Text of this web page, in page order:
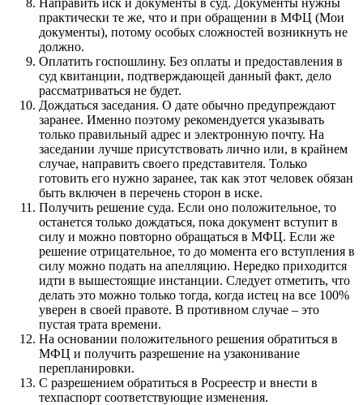
практически те же, что и при обращении в МФЦ (Мои
документы), потому особых сложностей возникнуть не
должно.
Оплатить госпошлину. Без оплаты и предоставления в
суд квитанции, подтверждающей данный факт, дело
рассматриваться не будет.
Дождаться заседания. О дате обычно предупреждают
заранее. Именно поэтому рекомендуется указывать
только правильный адрес и электронную почту. На
заседании лучше присутствовать лично или, в крайнем
случае, направить своего представителя. Только
готовить его нужно заранее, так как этот человек обязан
быть включен в перечень сторон в иске.
Получить решение суда. Если оно положительное, то
останется только дождаться, пока документ вступит в
силу и можно повторно обращаться в МФЦ. Если же
решение отрицательное, то до момента его вступления в
силу можно подать на апелляцию. Нередко приходится
идти в вышестоящие инстанции. Следует отметить, что
делать это можно только тогда, когда истец на все 100%
уверен в своей правоте. В противном случае – это
пустая трата времени.
На основании положительного решения обратиться в
МФЦ и получить разрешение на узаконивание
перепланировки.
С разрешением обратиться в Росреестр и внести в
техпаспорт соответствующие изменения.